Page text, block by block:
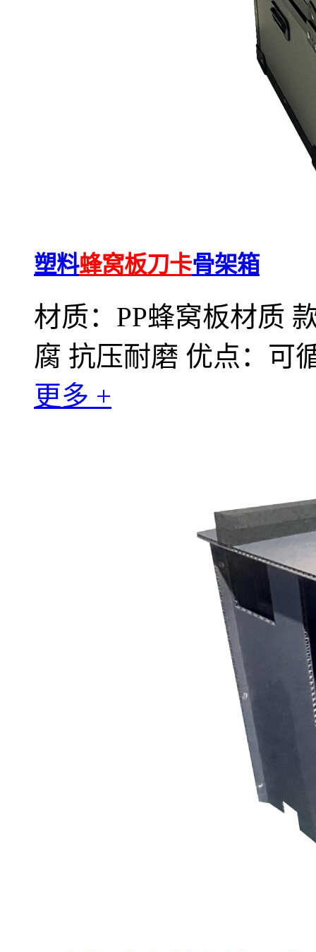
塑料蜂窝板刀卡骨架箱
材质：PP蜂窝板材质
腐 抗压耐磨 优点：可
更多 +